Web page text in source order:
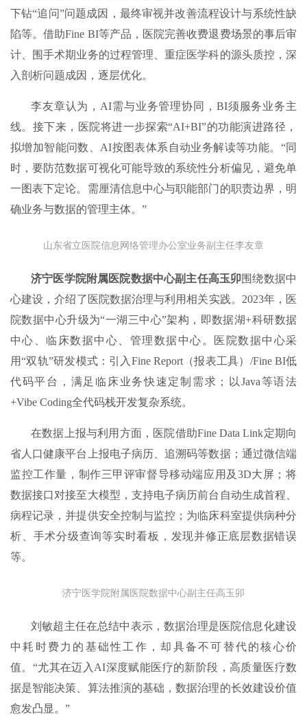
下钻“追问”问题成因，最终审视并改善流程设计与系统性缺
陷等。借助Fine BI等产品，医院完善收费退费场景的事后审
计、围手术期业务的过程管理、重症医学科的源头质控，深
入剖析问题成因，逐层优化。
李友章认为，AI需与业务管理协同，BI须服务业务主
线。接下来，医院将进一步探索“AI+BI”的功能演进路径，
拟增加智能问数、AI按图表体系自动业务解读等功能。“同
时，要防范数据可视化可能导致的系统性分析偏见，避免单
一图表下定论。需厘清信息中心与职能部门的职责边界，明
确业务与数据的管理主体。”
山东省立医院信息网络管理办公室业务副主任李友章
济宁医学院附属医院数据中心副主任高玉卯围绕数据中
心建设，介绍了医院数据治理与利用相关实践。2023年，医
院数据中心升级为“一湖三中心”架构，即数据湖+科研数据
中心、临床数据中心、管理数据中心。医院数据中心采
用“双轨”研发模式：引入Fine Report（报表工具）/Fine BI低
代码平台，满足临床业务快速定制需求；以Java等语法
+Vibe Coding全代码栈开发复杂系统。
在数据上报与利用方面，医院借助Fine Data Link定期向
省人口健康平台上报电子病历、追溯码等数据；通过微信端
监控工作量，制作三甲评审督导移动端应用及3D大屏；将
数据接口对接至大模型，支持电子病历前台自动生成首程、
病程记录，并提供安全控制与监控；为临床科室提供病种分
析、手术分级查询等实时看板，发现并修正底层数据错误
等。
济宁医学院附属医院数据中心副主任高玉卯
刘敏超主任在总结中表示，数据治理是医院信息化建设
中耗时费力的基础性工作，却具备不可替代的核心价
值。“尤其在迈入AI深度赋能医疗的新阶段，高质量医疗数
据是智能决策、算法推演的基础，数据治理的长效建设价值
愈发凸显。”